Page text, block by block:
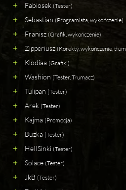
Fabiosek (Tester)
Sebastian (Programista, wykończenie)
Franisz (Grafik, wykończenie)
Zipperiusz (Korekty, wykończenie,
Klodiaa (Grafiki)
Washion (Tester, Tłumacz)
Tulipan (Tester)
Arek (Tester)
Kajma (Promocja)
Buzka (Tester)
HeIISinki (Tester)
Solace (Tester)
JkB (Tester)